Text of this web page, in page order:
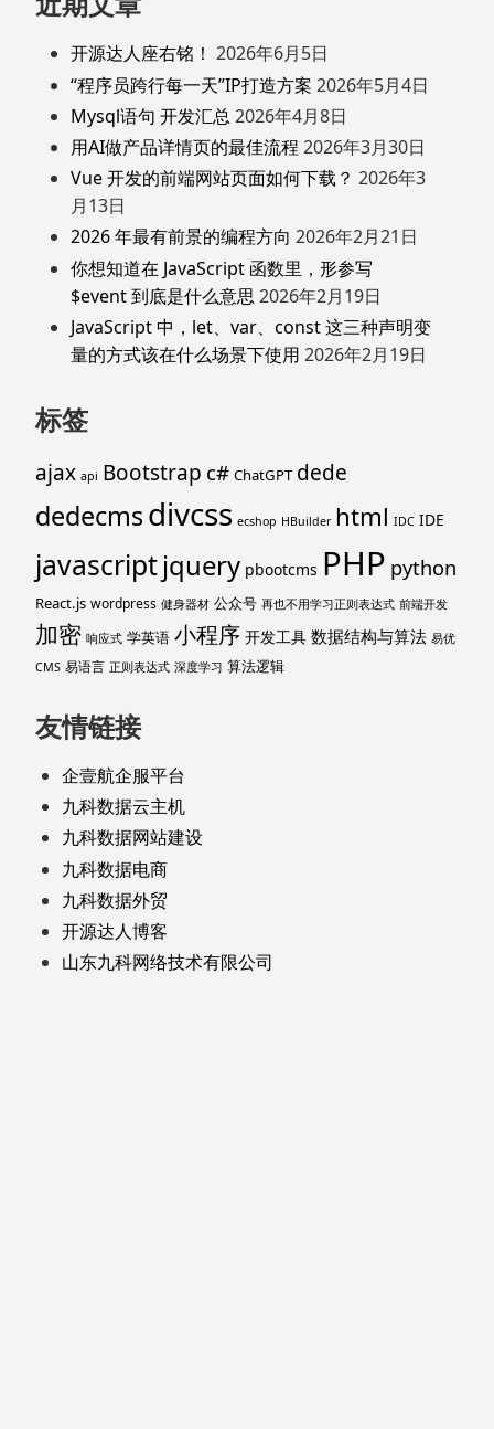
开源达人座右铭！ 2026年6月5日
“程序员跨行每一天”IP打造方案 2026年5月4日
Mysql语句 开发汇总 2026年4月8日
用AI做产品详情页的最佳流程 2026年3月30日
Vue 开发的前端网站页面如何下载？ 2026年3
月13日
2026 年最有前景的编程方向 2026年2月21日
你想知道在 JavaScript 函数里，形参写
$event 到底是什么意思 2026年2月19日
JavaScript 中，let、var、const 这三种声明变
量的方式该在什么场景下使用 2026年2月19日
标签
ajax api Bootstrap c# ChatGPT dede
dedecmsdivcss ecshop HBuilder html IDC IDE
javascriptjquery pbootcms PHP python
React.js wordpress 健身器材 公众号 再也不用学习正则表达式 前端开发
加密 响应式 学英语 小程序 开发工具 数据结构与算法 易优
CMS 易语言 正则表达式 深度学习 算法逻辑
友情链接
企壹航企服平台
九科数据云主机
九科数据网站建设
九科数据电商
九科数据外贸
开源达人博客
山东九科网络技术有限公司